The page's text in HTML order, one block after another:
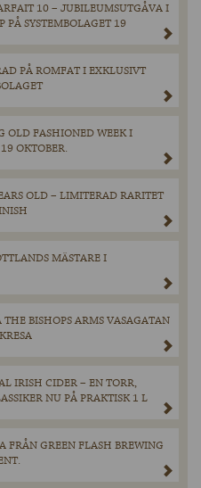
10 – JUBILEUMSUTGÅVA I
PÅ SYSTEMBOLAGET 19
PÅ ROMFAT I EXKLUSIVT
OLD FASHIONED WEEK I
OKTOBER.
OLD – LIMITERAD RARITET
MÄSTARE I
BISHOPS ARMS VASAGATAN
IRISH CIDER – EN TORR,
NU PÅ PRAKTISK 1 L
FRÅN GREEN FLASH BREWING